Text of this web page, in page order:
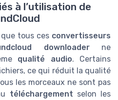
à l’utilisation de
tous ces convertisseurs
downloaderne
qualité audio. Certains
ce qui réduit la qualité
les morceaux ne sont pas
téléchargement selon les